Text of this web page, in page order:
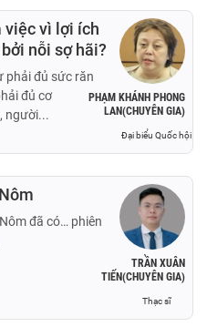
PHẠM KHÁNH PHONG
LAN(CHUYÊN GIA)
Đại biểu Quốc hội
việc vì lợi ích
nỗi sợ hãi?
phải đủ sức răn
đủ cơ
người...
TRẦN XUÂN
TIẾN(CHUYÊN GIA)
Thạc sĩ
đã có… phiên